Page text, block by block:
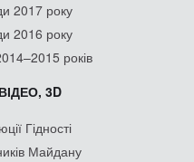
2017 року
2016 року
років
3D
Гідності
Майдану